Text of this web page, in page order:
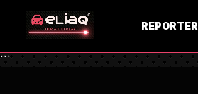
```
REPORTER